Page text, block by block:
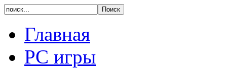
Главная
PC игры